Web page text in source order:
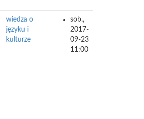
wiedza o
języku i
kulturze
sob.,
2017-
09-23
11:00